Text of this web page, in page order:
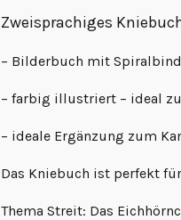
Zweisprachiges
– Bilderbuch mit
– farbig illustriert – ideal
– ideale Ergänzung zum
Das Kniebuch ist perfekt
Thema Streit: Das